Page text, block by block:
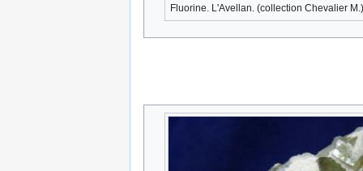
Fluorine. L'Avellan. (collection Chevalier